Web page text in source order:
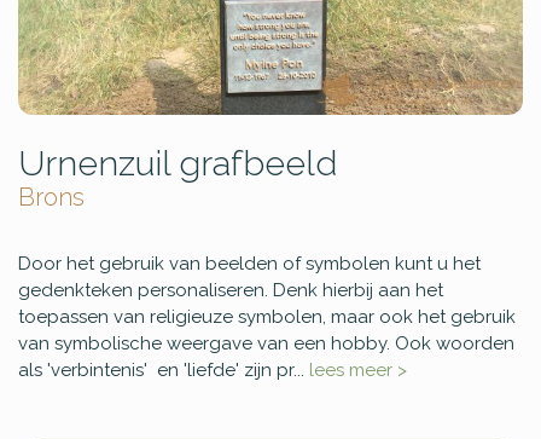
Urnenzuil grafbeeld
Brons
Door het gebruik van beelden of symbolen kunt u het
gedenkteken personaliseren. Denk hierbij aan het
toepassen van religieuze symbolen, maar ook het gebruik
van symbolische weergave van een hobby. Ook woorden
als 'verbintenis' en 'liefde' zijn pr... lees meer >